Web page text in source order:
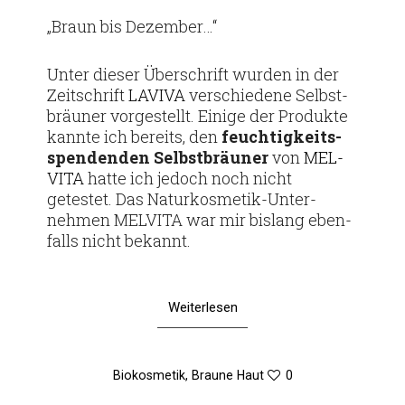
„Braun bis Dezember…“
Unter dieser Über­schrift wurden in der
Zeit­schriftLAVIVAver­schie­dene Selbst­
bräuner vor­ge­stellt. Einige der Pro­dukte
kannte ich bereits, den feuch­tig­keits­
spen­denden Selbst­bräunervonMEL­
VITAhatte ich jedoch noch nicht
getestet. Das Natur­­kos­­metik-Unter­­
nehmen MEL­VITA war mir bis­lang eben­
falls nicht bekannt.
Weiterlesen
Biokosmetik, Braune Haut 0